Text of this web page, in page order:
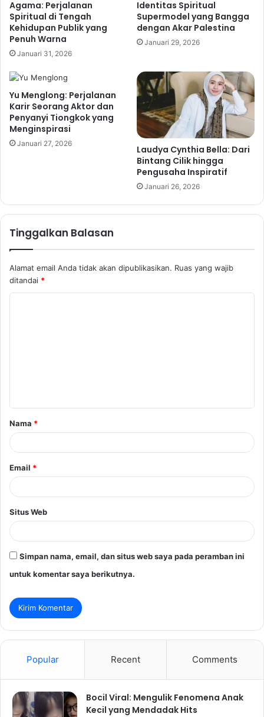
Agama: Perjalanan
Spiritual di Tengah
Kehidupan Publik yang
Penuh Warna
Januari 31, 2026
Identitas Spiritual
Supermodel yang Bangga
dengan Akar Palestina
Januari 29, 2026
Yu Menglong: Perjalanan
Karir Seorang Aktor dan
Penyanyi Tiongkok yang
Menginspirasi
Januari 27, 2026
Laudya Cynthia Bella: Dari
Bintang Cilik hingga
Pengusaha Inspiratif
Januari 26, 2026
Tinggalkan Balasan
Alamat email Anda tidak akan dipublikasikan. Ruas yang wajib
ditandai *
a
r
Nama *
Email *
Situs Web
Simpan nama, email, dan situs web saya pada peramban ini
untuk komentar saya berikutnya.
Popular Recent Comments
Bocil Viral: Mengulik Fenomena Anak
Kecil yang Mendadak Hits